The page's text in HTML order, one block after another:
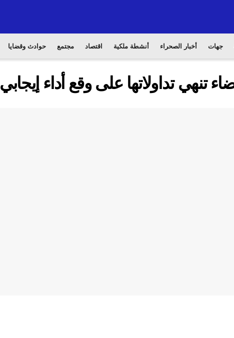
جهات أخبار الصحراء أنشطة ملكية اقتصاد مجتمع حوادث وقضايا
تنهي تداولاتها على وقع أداء إيجابي